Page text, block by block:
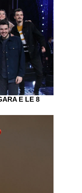
E LE 8